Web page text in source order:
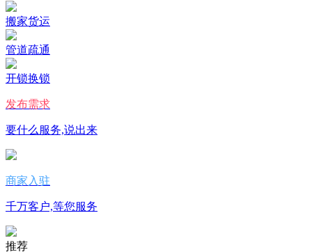
搬家货运
管道疏通
开锁换锁
发布需求
要什么服务,说出来
商家入驻
千万客户,等您服务
推荐